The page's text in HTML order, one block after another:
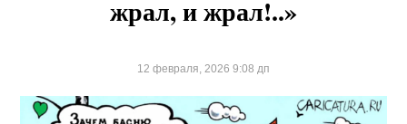
жрал, и жрал!..»
12 февраля, 2026 9:08 дп